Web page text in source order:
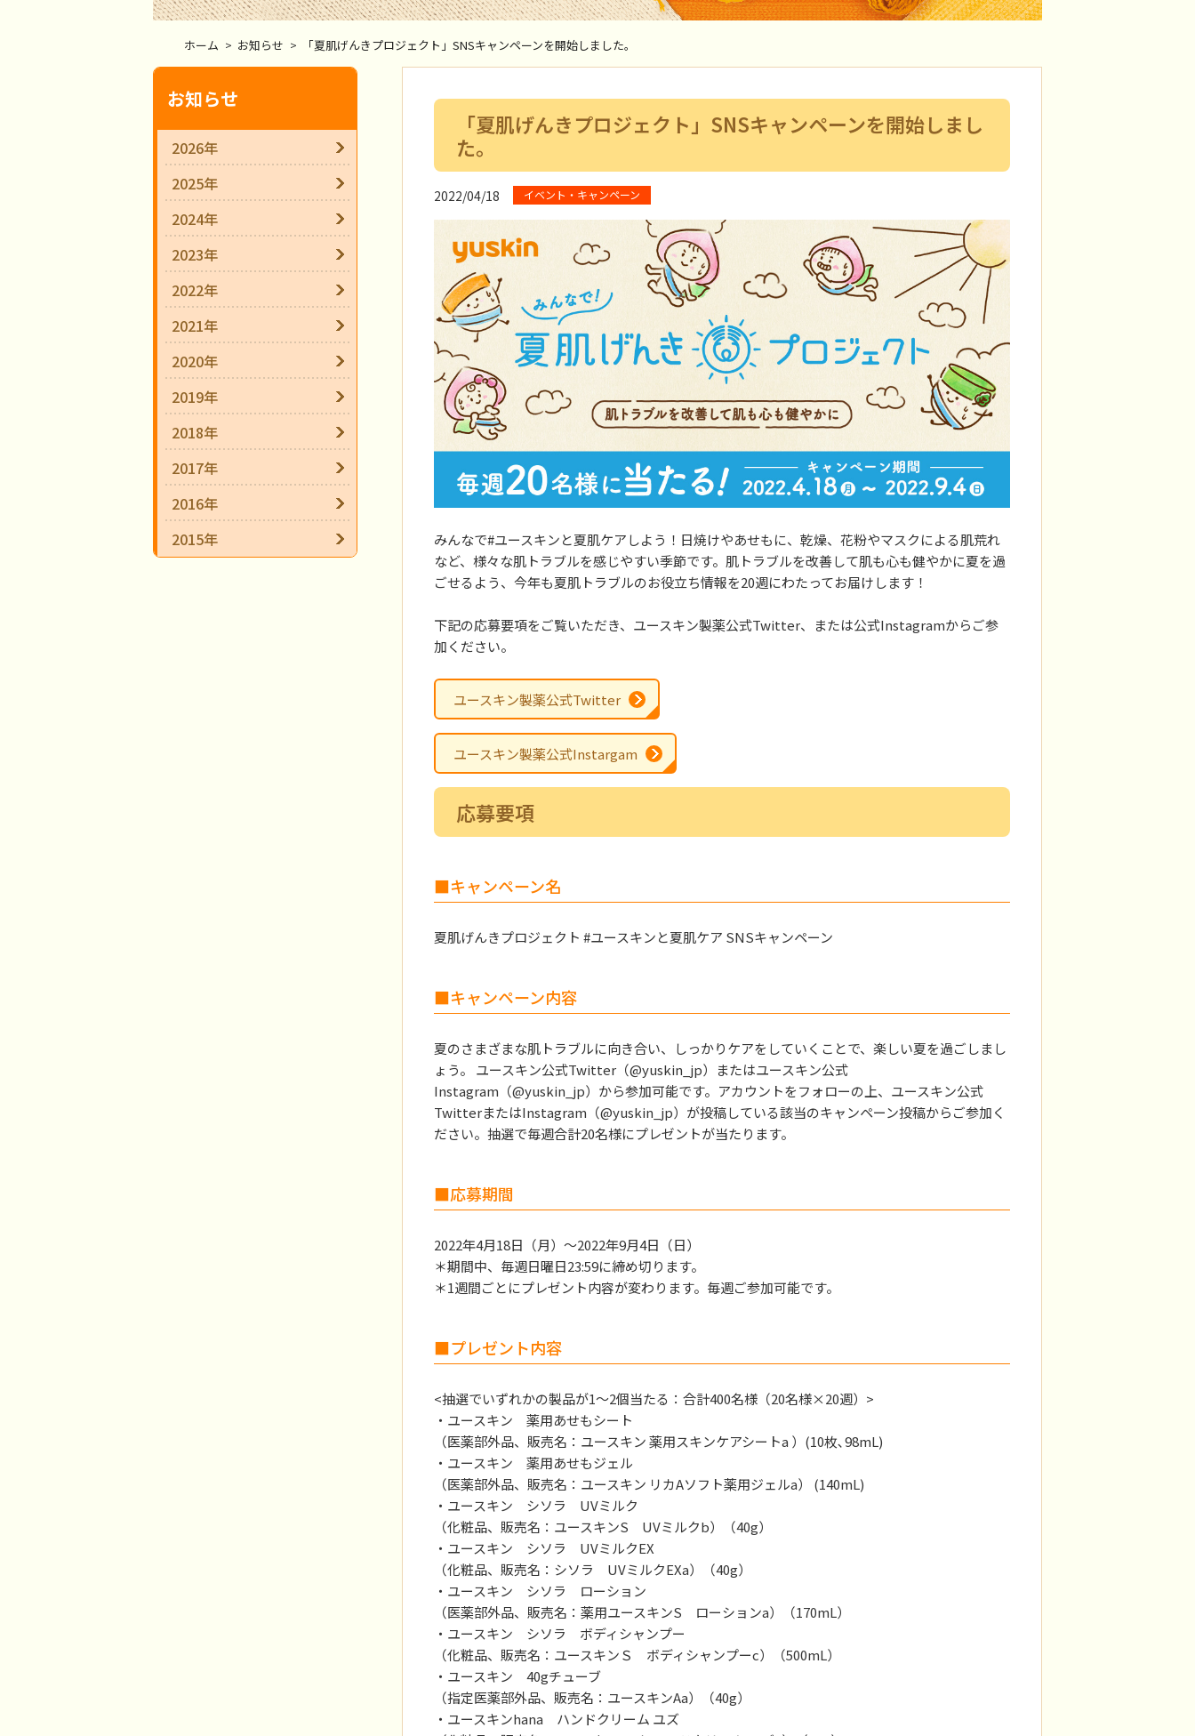
ホーム > お知らせ > 「夏肌げんきプロジェクト」SNSキャンペーンを開始しました。
「夏肌げんきプロジェクト」SNSキャンペーンを開始しまし
た。
2022/04/18 イベント・キャンペーン
みんなで#ユースキンと夏肌ケアしよう！日焼けやあせもに、乾燥、花粉やマスクによる肌荒れ
など、様々な肌トラブルを感じやすい季節です。肌トラブルを改善して肌も心も健やかに夏を過
ごせるよう、今年も夏肌トラブルのお役立ち情報を20週にわたってお届けします！
下記の応募要項をご覧いただき、ユースキン製薬公式Twitter、または公式Instagramからご参
加ください。
ユースキン製薬公式Twitter
ユースキン製薬公式Instargam
応募要項
■キャンペーン名
夏肌げんきプロジェクト #ユースキンと夏肌ケア SNSキャンペーン
■キャンペーン内容
夏のさまざまな肌トラブルに向き合い、しっかりケアをしていくことで、楽しい夏を過ごしまし
ょう。 ユースキン公式Twitter（@yuskin_jp）またはユースキン公式
Instagram（@yuskin_jp）から参加可能です。アカウントをフォローの上、ユースキン公式
TwitterまたはInstagram（@yuskin_jp）が投稿している該当のキャンペーン投稿からご参加く
ださい。抽選で毎週合計20名様にプレゼントが当たります。
■応募期間
2022年4月18日（月）〜2022年9月4日（日）
＊期間中、毎週日曜日23:59に締め切ります。
＊1週間ごとにプレゼント内容が変わります。毎週ご参加可能です。
■プレゼント内容
<抽選でいずれかの製品が1〜2個当たる：合計400名様（20名様×20週）>
・ユースキン 薬用あせもシート
（医薬部外品、販売名：ユースキン 薬用スキンケアシートa ）(10枚､98mL)
・ユースキン 薬用あせもジェル
（医薬部外品、販売名：ユースキン リカAソフト薬用ジェルa） (140mL)
・ユースキン シソラ UVミルク
（化粧品、販売名：ユースキンS UVミルクb）（40g）
・ユースキン シソラ UVミルクEX
（化粧品、販売名：シソラ UVミルクEXa）（40g）
・ユースキン シソラ ローション
（医薬部外品、販売名：薬用ユースキンS ローションa）（170mL）
・ユースキン シソラ ボディシャンプー
（化粧品、販売名：ユースキンＳ ボディシャンプーc）（500mL）
・ユースキン 40gチューブ
（指定医薬部外品、販売名：ユースキンAa）（40g）
・ユースキンhana ハンドクリーム ユズ
お知らせ
2026年
2025年
2024年
2023年
2022年
2021年
2020年
2019年
2018年
2017年
2016年
2015年